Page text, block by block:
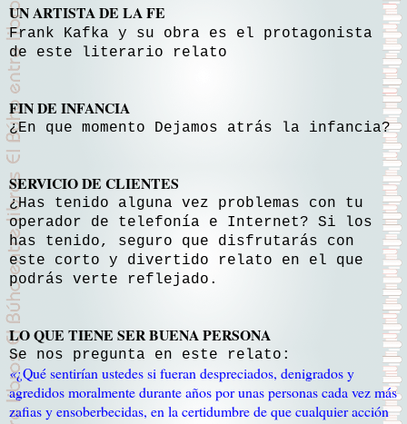
UN ARTISTA DE LA FE
Frank Kafka y su obra es el protagonista
de este literario relato
FIN DE INFANCIA
¿En que momento Dejamos atrás la infancia?
SERVICIO DE CLIENTES
¿Has tenido alguna vez problemas con tu
operador de telefonía e Internet? Si los
has tenido, seguro que disfrutarás con
este corto y divertido relato en el que
podrás verte reflejado.
LO QUE TIENE SER BUENA PERSONA
Se nos pregunta en este relato:
«¿Qué sentirían ustedes si fueran despreciados, denigrados y
agredidos moralmente durante años por unas personas cada vez más
zafias y ensoberbecidas, en la certidumbre de que cualquier acción